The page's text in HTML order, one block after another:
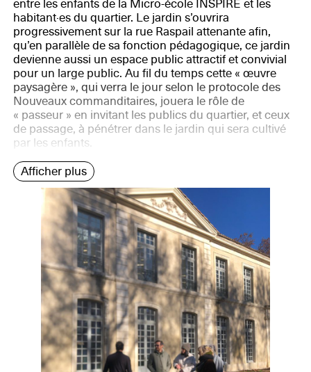
entre les enfants de la Micro-école INSPIRE et les
habitant·es du quartier. Le jardin s’ouvrira
progressivement sur la rue Raspail attenante afin,
qu’en parallèle de sa fonction pédagogique, ce jardin
devienne aussi un espace public attractif et convivial
pour un large public. Au fil du temps cette « œuvre
paysagère », qui verra le jour selon le protocole des
Nouveaux commanditaires, jouera le rôle de
« passeur » en invitant les publics du quartier, et ceux
de passage, à pénétrer dans le jardin qui sera cultivé
par les enfants.
Afficher plus